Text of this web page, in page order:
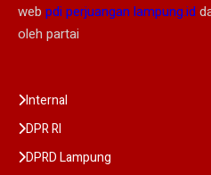
web pdi perjuangan lampung.id
oleh partai
Internal
DPR RI
DPRD Lampung